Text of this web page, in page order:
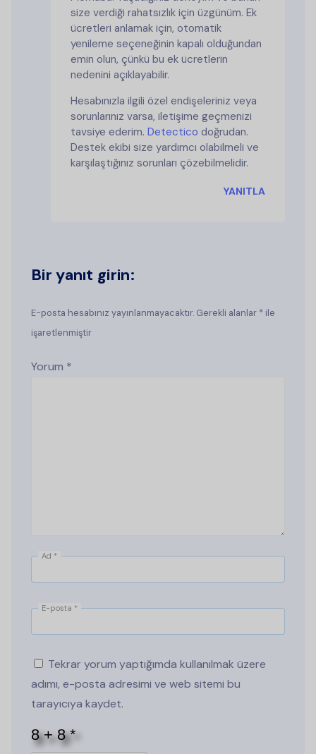
size verdiği rahatsızlık için üzgünüm. Ek
ücretleri anlamak için, otomatik
yenileme seçeneğinin kapalı olduğundan
emin olun, çünkü bu ek ücretlerin
nedenini açıklayabilir.
Hesabınızla ilgili özel endişeleriniz veya
sorunlarınız varsa, iletişime geçmenizi
tavsiye ederim. Detectico doğrudan.
Destek ekibi size yardımcı olabilmeli ve
karşılaştığınız sorunları çözebilmelidir.
YANITLA
Bir yanıt girin:
E-posta hesabınız yayınlanmayacaktır. Gerekli alanlar * ile
işaretlenmiştir
Yorum *
Ad *
E-posta *
Tekrar yorum yaptığımda kullanılmak üzere
adımı, e-posta adresimi ve web sitemi bu
tarayıcıya kaydet.